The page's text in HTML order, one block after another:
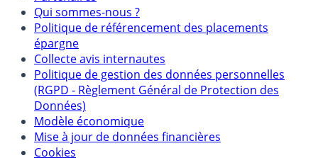
Mentions légales et Conditions d’utilisation
Partenaires
Qui sommes-nous ?
Politique de référencement des placements
épargne
Collecte avis internautes
Politique de gestion des données personnelles
(RGPD - Règlement Général de Protection des
Données)
Modèle économique